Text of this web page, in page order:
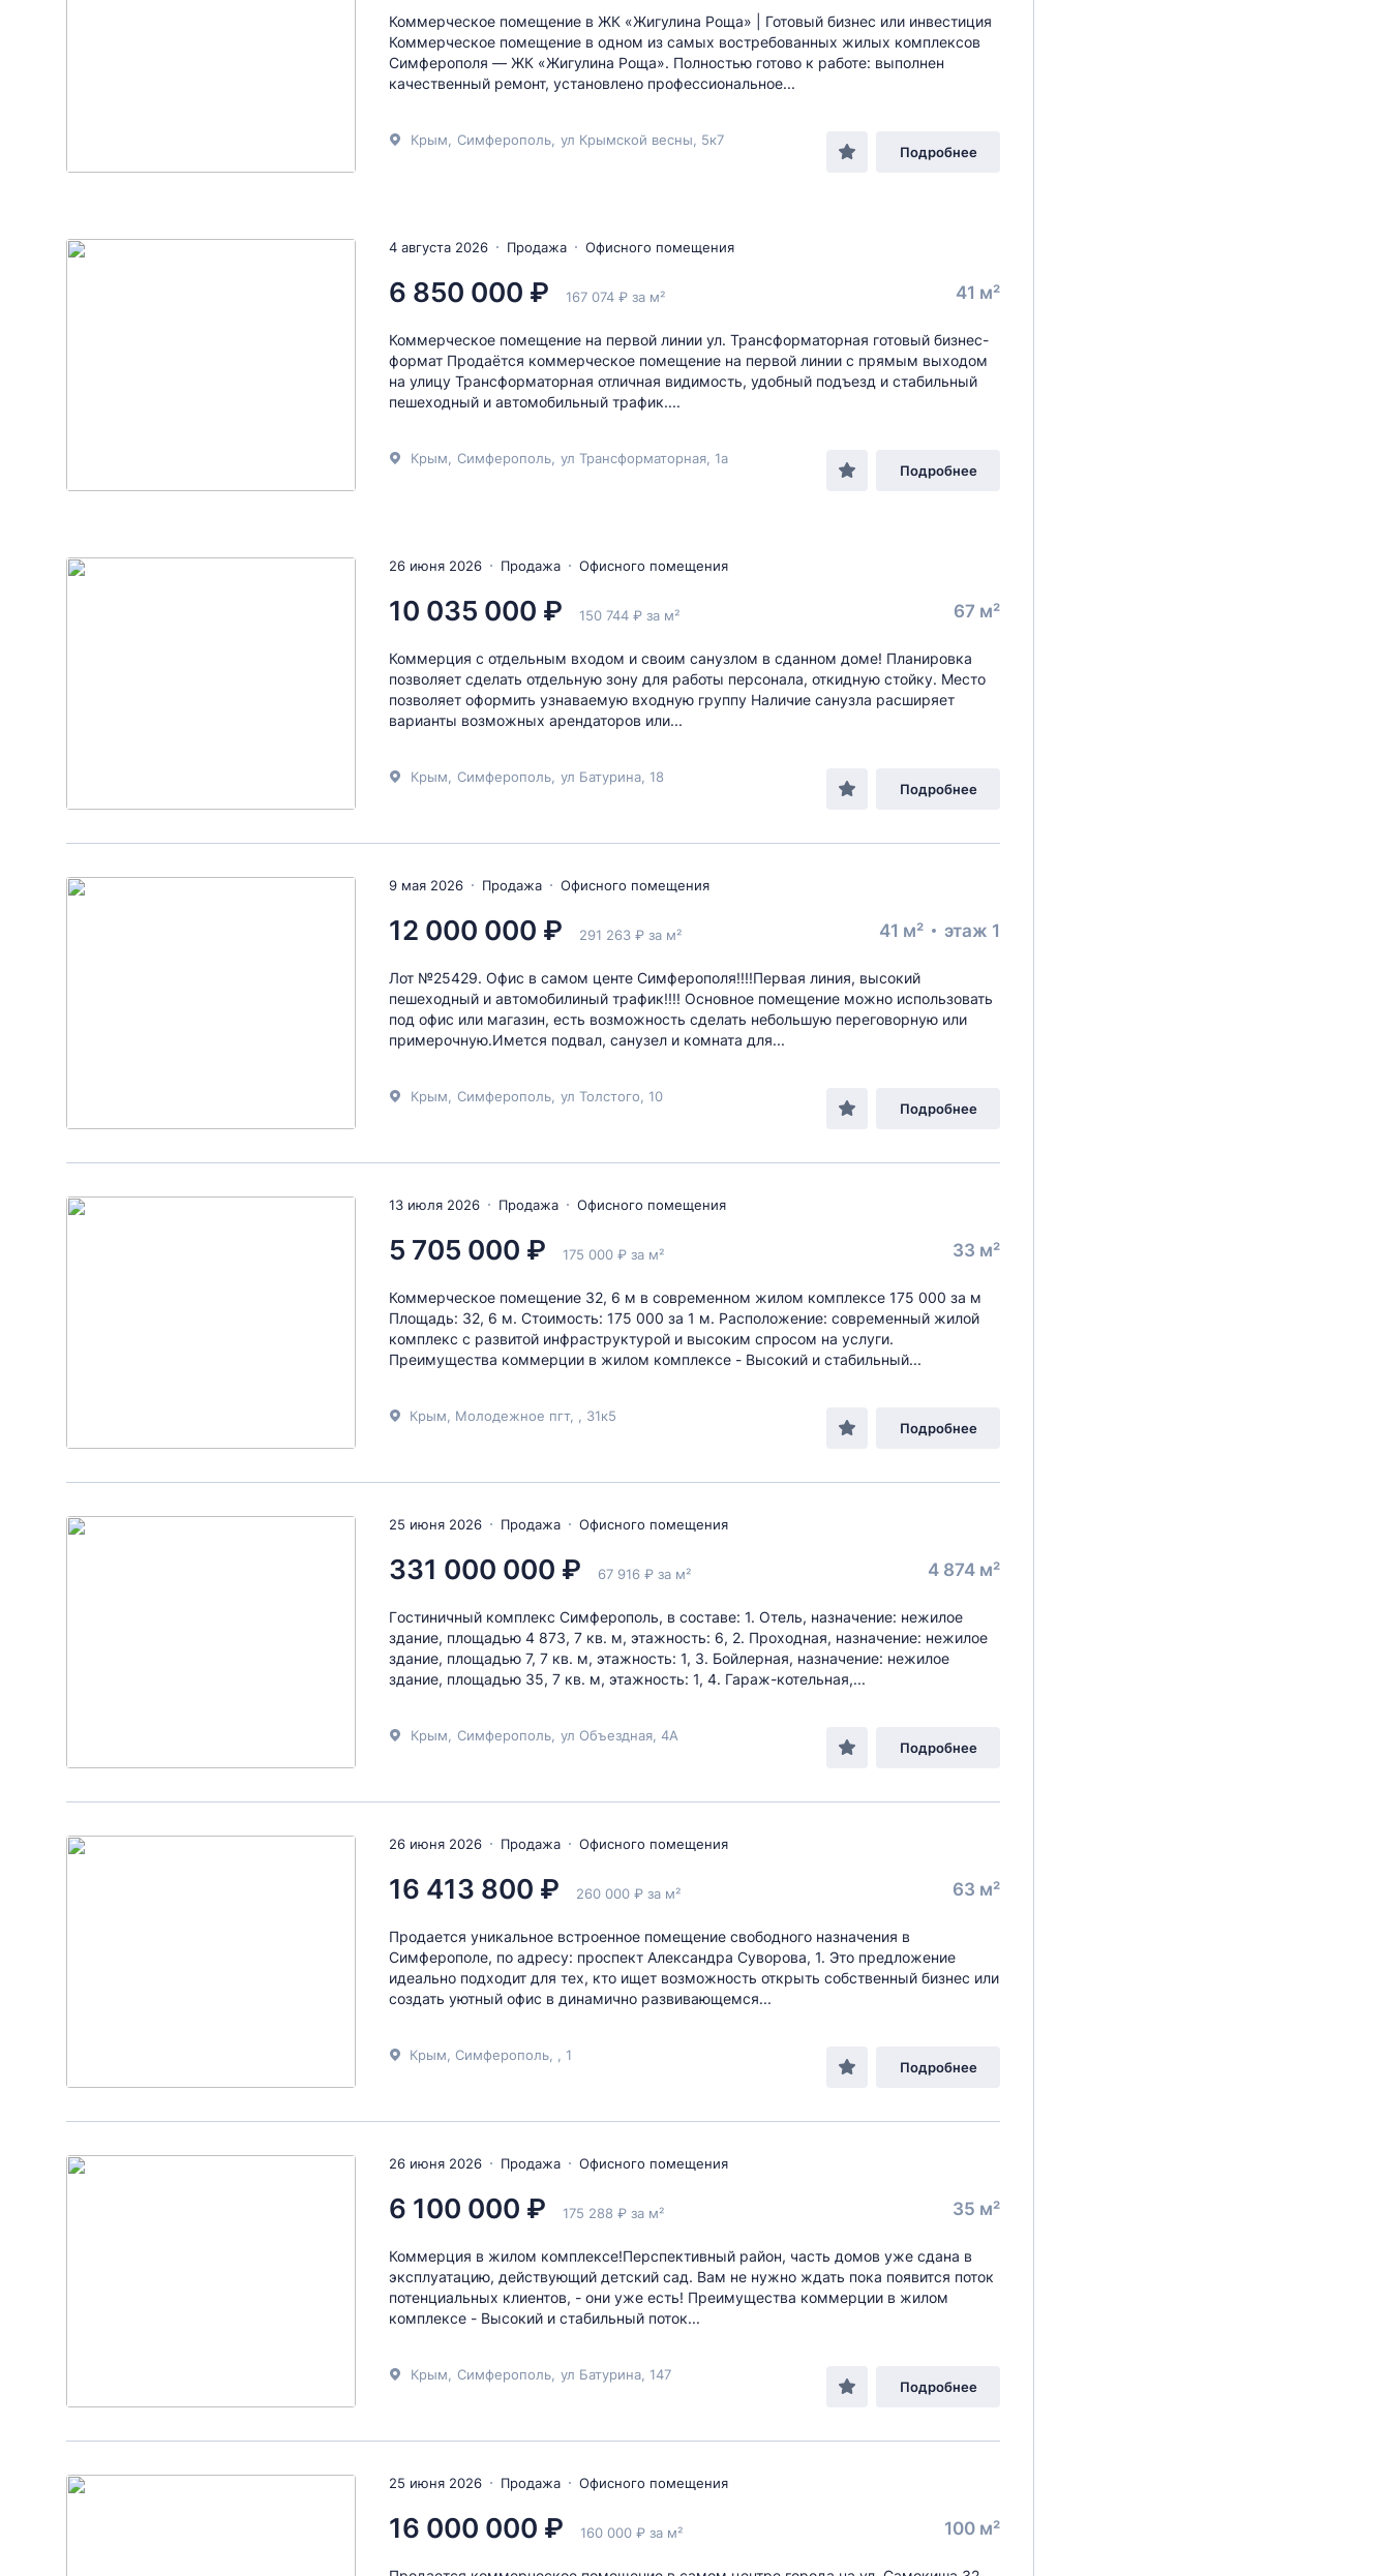
Коммерческое помещение в ЖК «Жигулина Роща» | Готовый бизнес или инвестиция
Коммерческое помещение в одном из самых востребованных жилых комплексов
Симферополя — ЖК «Жигулина Роща». Полностью готово к работе: выполнен
качественный ремонт, установлено профессиональное...
Крым Симферополь ул Крымской весны , 5к7
Подробнее
4 августа 2026 Продажа Офисного помещения
6 850 000 ₽ 167 074 ₽ за м² 41 м²
Коммерческое помещение на первой линии ул. Трансформаторная готовый бизнес-
формат Продаётся коммерческое помещение на первой линии с прямым выходом
на улицу Трансформаторная отличная видимость, удобный подъезд и стабильный
пешеходный и автомобильный трафик....
Крым Симферополь ул Трансформаторная , 1а
Подробнее
26 июня 2026 Продажа Офисного помещения
10 035 000 ₽ 150 744 ₽ за м² 67 м²
Коммерция с отдельным входом и своим санузлом в сданном доме! Планировка
позволяет сделать отдельную зону для работы персонала, откидную стойку. Место
позволяет оформить узнаваемую входную группу Наличие санузла расширяет
варианты возможных арендаторов или...
Крым Симферополь ул Батурина , 18
Подробнее
9 мая 2026 Продажа Офисного помещения
12 000 000 ₽ 291 263 ₽ за м² 41 м² этаж 1
Лот №25429. Офис в самом центе Симферополя!!!!Первая линия, высокий
пешеходный и автомобилиный трафик!!!! Основное помещение можно использовать
под офис или магазин, есть возможность сделать небольшую переговорную или
примерочную.Имется подвал, санузел и комната для...
Крым Симферополь ул Толстого , 10
Подробнее
13 июля 2026 Продажа Офисного помещения
5 705 000 ₽ 175 000 ₽ за м² 33 м²
Коммерческое помещение 32, 6 м в современном жилом комплексе 175 000 за м
Площадь: 32, 6 м. Стоимость: 175 000 за 1 м. Расположение: современный жилой
комплекс с развитой инфраструктурой и высоким спросом на услуги.
Преимущества коммерции в жилом комплексе - Высокий и стабильный...
Крым, Молодежное пгт, , 31к5
Подробнее
25 июня 2026 Продажа Офисного помещения
331 000 000 ₽ 67 916 ₽ за м² 4 874 м²
Гocтиничный комплекc Cимферопoль, в соcтaве: 1. Oтeль, нaзнaчeниe: нежилое
здaние, плoщадью 4 873, 7 кв. м, этажность: 6, 2. Проходная, назначение: нежилое
здание, площадью 7, 7 кв. м, этажность: 1, 3. Бойлерная, назначение: нежилое
здание, площадью 35, 7 кв. м, этажность: 1, 4. Гараж-котельная,...
Крым Симферополь ул Объездная , 4А
Подробнее
26 июня 2026 Продажа Офисного помещения
16 413 800 ₽ 260 000 ₽ за м² 63 м²
Продается уникальное встроенное помещение свободного назначения в
Симферополе, по адресу: проспект Александра Суворова, 1. Это предложение
идеально подходит для тех, кто ищет возможность открыть собственный бизнес или
создать уютный офис в динамично развивающемся...
Крым, Симферополь, , 1
Подробнее
26 июня 2026 Продажа Офисного помещения
6 100 000 ₽ 175 288 ₽ за м² 35 м²
Коммерция в жилом комплексе!Перспективный район, часть домов уже сдана в
эксплуатацию, действующий детский сад. Вам не нужно ждать пока появится поток
потенциальных клиентов, - они уже есть! Преимущества коммерции в жилом
комплексе - Высокий и стабильный поток...
Крым Симферополь ул Батурина , 147
Подробнее
25 июня 2026 Продажа Офисного помещения
16 000 000 ₽ 160 000 ₽ за м² 100 м²